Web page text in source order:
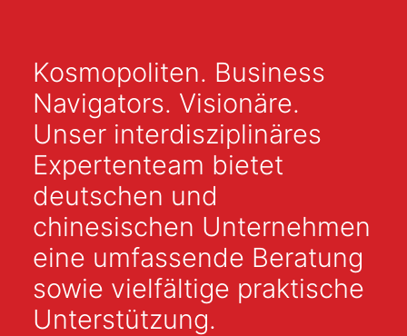
Kosmopoliten. Business
Navigators. Visionäre.
Unser interdisziplinäres
Expertenteam bietet
deutschen und
chinesischen Unternehmen
eine umfassende Beratung
sowie vielfältige praktische
Unterstützung.